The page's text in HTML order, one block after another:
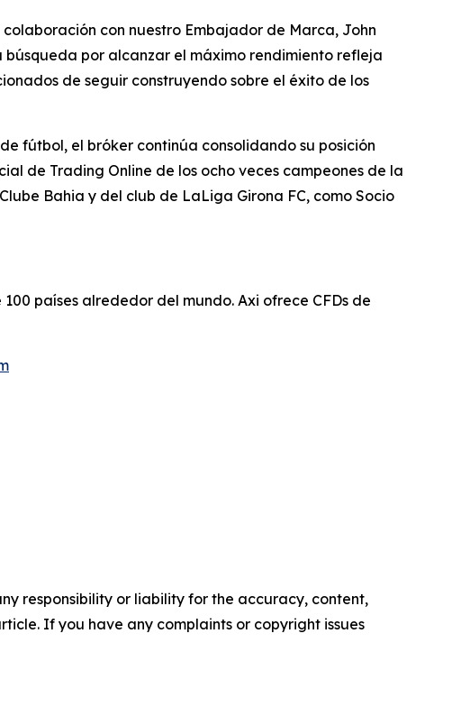
con nuestro Embajador de Marca, John
por alcanzar el máximo rendimiento refleja
de seguir construyendo sobre el éxito de los
fútbol, el bróker continúa consolidando su posición
de Trading Online de los ocho veces campeones de la
Bahia y del club de LaLiga Girona FC, como Socio
países alrededor del mundo. Axi ofrece CFDs de
responsibility or liability for the accuracy, content,
If you have any complaints or copyright issues